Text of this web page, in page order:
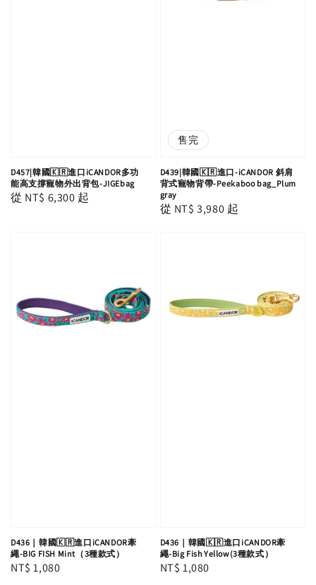
D457|韓國🇰🇷進口iCANDOR多功
能高支撐寵物外出背包-JIGEbag
Regular
從 NT$ 6,300 起
售完
D439|韓國🇰🇷進口-iCANDOR 斜肩
背式寵物背帶-Peekaboo bag_Plum
gray
Regular
從 NT$ 3,980 起
D436｜韓國🇰🇷進口iCANDOR牽
繩-BIG FISH Mint（3種款式）
Regular
NT$ 1,080
D436｜韓國🇰🇷進口iCANDOR牽
繩-Big Fish Yellow(3種款式）
Regular
NT$ 1,080